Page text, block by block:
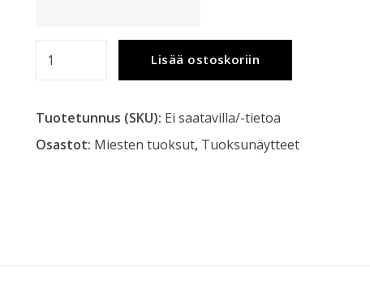
Fraghead's
Asylum
Lisää ostoskoriin
Tuotetunnus (SKU): Ei saatavilla/-tietoa
Osastot: Miesten tuoksut, Tuoksunäytteet